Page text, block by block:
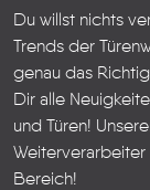
Du willst nichts
Trends der
genau das
Dir alle
und Türen!
Bereich!